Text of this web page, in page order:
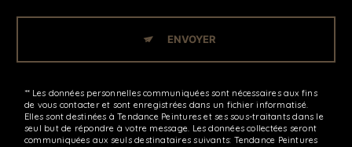
ENVOYER
** Les données personnelles communiquées sont nécessaires aux fins
de vous contacter et sont enregistrées dans un fichier informatisé.
Elles sont destinées à Tendance Peintures et ses sous-traitants dans le
seul but de répondre à votre message. Les données collectées seront
communiquées aux seuls destinataires suivants: Tendance Peintures